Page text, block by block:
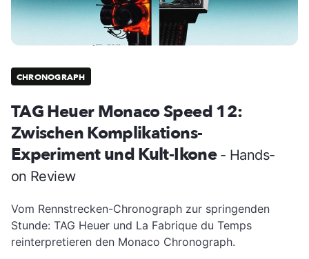
CHRONOGRAPH
TAG Heuer Monaco Speed 12:
Zwischen Komplikations-
Experiment und Kult-Ikone - Hands-
on Review
Vom Rennstrecken-Chronograph zur springenden
Stunde: TAG Heuer und La Fabrique du Temps
reinterpretieren den Monaco Chronograph.